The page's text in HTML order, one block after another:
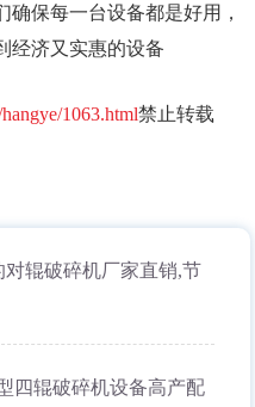
保每一台设备都是好用，
经济又实惠的设备
1063.html禁止转载
对辊破碎机厂家直销,节
四辊破碎机设备高产配